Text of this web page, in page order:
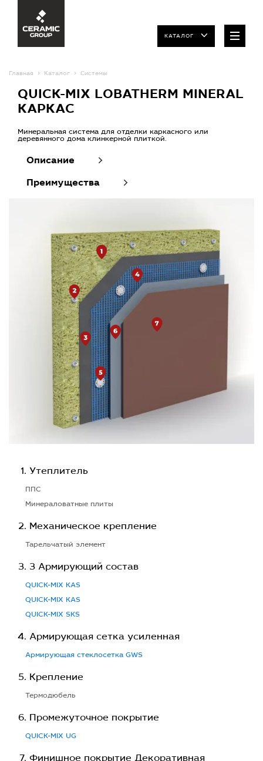
КАТАЛОГ
Главная Каталог Системы
QUICK-MIX LOBATHERM MINERAL
КАРКАС
Минеральная система для отделки каркасного или
деревянного дома клинкерной плиткой.
Утеплитель
ППС
Минераловатные плиты
Механическое крепление
Тарельчатый элемент
3 Армирующий состав
QUICK-MIX KAS
QUICK-MIX KAS
QUICK-MIX SKS
Армирующая сетка усиленная
Армирующая стеклосетка GWS
Крепление
Термодюбель
Промежуточное покрытие
QUICK-MIX UG
Финишное покрытие Декоративная
Преимущества
Описание